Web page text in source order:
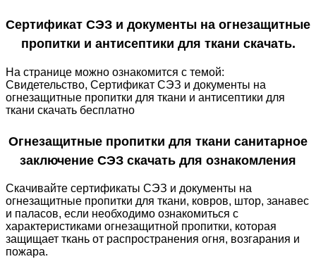
Сертификат СЭЗ и документы на огнезащитные
пропитки и антисептики для ткани скачать.
На странице можно ознакомится с темой:
Свидетельство, Сертификат СЭЗ и документы на
огнезащитные пропитки для ткани и антисептики для
ткани скачать бесплатно
Огнезащитные пропитки для ткани санитарное
заключение СЭЗ скачать для ознакомления
Скачивайте сертификаты СЭЗ и документы на
огнезащитные пропитки для ткани, ковров, штор, занавес
и паласов, если необходимо ознакомиться с
характеристиками огнезащитной пропитки, которая
защищает ткань от распространения огня, возгарания и
пожара.